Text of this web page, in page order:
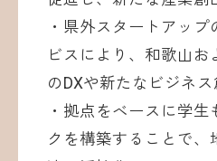
・県外スタートアッ
ビスにより、和歌山
のDXや新たなビジネス
・拠点をベースに学
クを構築することで、